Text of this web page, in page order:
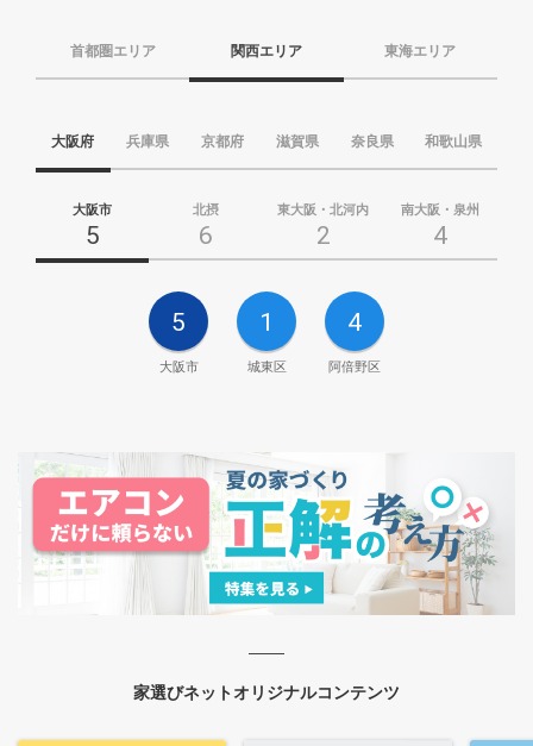
首都圏エリア 関西エリア 東海エリア
大阪府 兵庫県 京都府 滋賀県 奈良県 和歌山県
大阪市
5
北摂
6
東大阪・北河内
2
南大阪・泉州
4
5
大阪市
1
城東区
4
阿倍野区
家選びネットオリジナルコンテンツ